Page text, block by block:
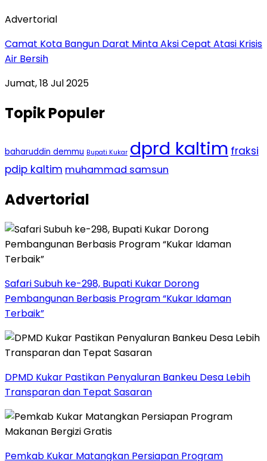
Advertorial
Camat Kota Bangun Darat Minta Aksi Cepat Atasi Krisis
Air Bersih
Jumat, 18 Jul 2025
Topik Populer
baharuddin demmu Bupati Kukar dprd kaltim fraksi
pdip kaltim muhammad samsun
Advertorial
Safari Subuh ke-298, Bupati Kukar Dorong
Pembangunan Berbasis Program “Kukar Idaman
Terbaik”
DPMD Kukar Pastikan Penyaluran Bankeu Desa Lebih
Transparan dan Tepat Sasaran
Pemkab Kukar Matangkan Persiapan Program